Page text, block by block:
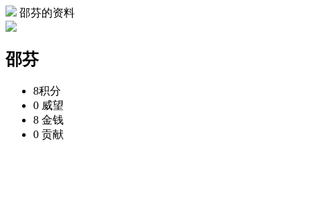
邵芬的资料
邵芬
8积分
0 威望
8 金钱
0 贡献